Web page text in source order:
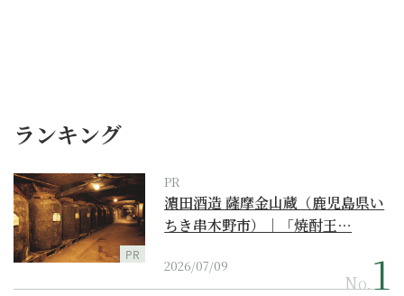
ランキング
PR
PR
濵田酒造 薩摩金山蔵（鹿児島県い
ちき串木野市）｜「焼酎王…
2026/07/09
No.